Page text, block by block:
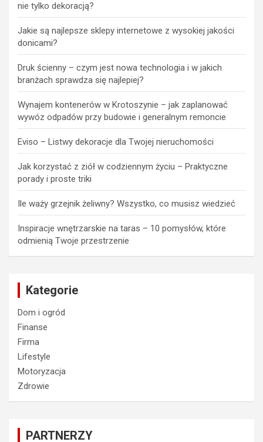
nie tylko dekoracją?
Jakie są najlepsze sklepy internetowe z wysokiej jakości
donicami?
Druk ścienny – czym jest nowa technologia i w jakich
branżach sprawdza się najlepiej?
Wynajem kontenerów w Krotoszynie – jak zaplanować
wywóz odpadów przy budowie i generalnym remoncie
Eviso – Listwy dekoracje dla Twojej nieruchomości
Jak korzystać z ziół w codziennym życiu – Praktyczne
porady i proste triki
Ile waży grzejnik żeliwny? Wszystko, co musisz wiedzieć
Inspiracje wnętrzarskie na taras – 10 pomysłów, które
odmienią Twoje przestrzenie
Kategorie
Dom i ogród
Finanse
Firma
Lifestyle
Motoryzacja
Zdrowie
PARTNERZY